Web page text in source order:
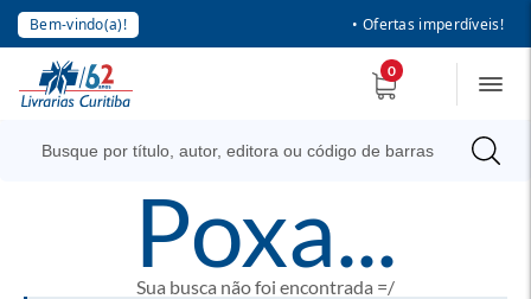
Bem-vindo(a)! • Ofertas imperdíveis!
0
poxa...
Sua busca não foi encontrada =/